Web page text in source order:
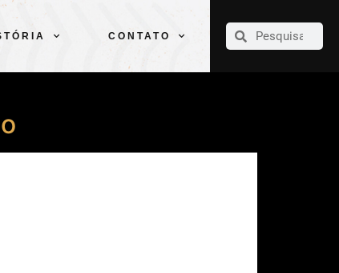
CONTATO
CLUBE